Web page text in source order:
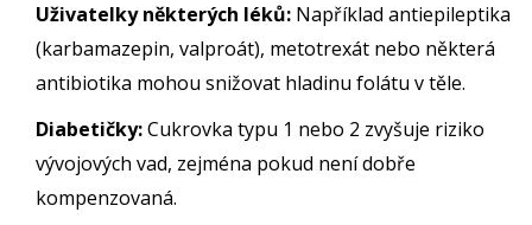
Uživatelky některých léků: Například antiepileptika
(karbamazepin, valproát), metotrexát nebo některá
antibiotika mohou snižovat hladinu folátu v těle.
Diabetičky:Cukrovka typu 1 nebo 2 zvyšuje riziko
vývojových vad, zejména pokud není dobře
kompenzovaná.